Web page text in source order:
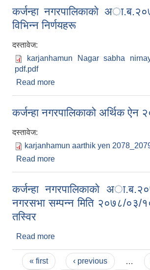
कर्जन्हा नगरपालिकाकाे
विभिन्न निर्णयहरू
दस्तावेज:
karjanhamun Nagar sabha
pdf.pdf
Read more
कर्जन्हा नगरपालिकाको अर्थिक ऐन
दस्तावेज:
karjanhamun aarthik yen
Read more
कर्जन्हा नगरपालिकाकाे
नगरसभा सम्पन्न मिति २०७८/०३/
तस्विर
Read more
Pages
« first ‹ previous